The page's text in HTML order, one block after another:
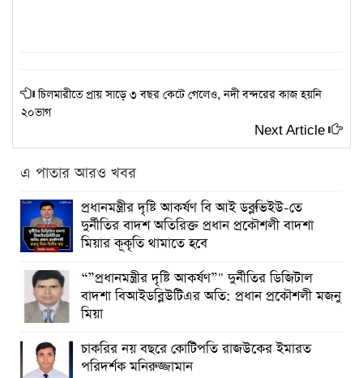
চিলমারীতে প্রায় সাড়ে ৩ বছর কেটে গেলেও, নদী বন্দরের কাজ হয়নি
২০ভাগ
Next Article
এ পাতার আরও খবর
প্রধানমন্ত্রীর দৃষ্টি আকর্ষণ বি আই ডব্লুভিইউ-তে
দুর্নীতির বাদশ অতিরিক্ত প্রধান প্রকৌশলী বাদশা
মিয়ার কূকৃতি থামাতে হবে
“”প্রধানমন্ত্রীর দৃষ্টি আকর্ষণ”" দুর্নীতির ডিজিটাল
বাদশা বিআইডব্লিউটিএর অতি: প্রধান প্রকৌশলী মজনু
মিয়া
চাকরির নয় বছরে কোটিপতি রাজউকের ইমারত
পরিদর্শক মনিরুজ্জামান